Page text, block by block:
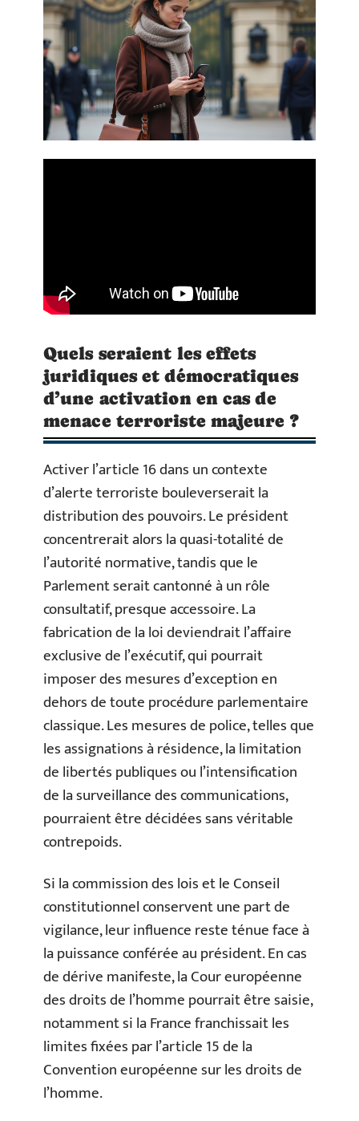
Quels seraient les effets
juridiques et démocratiques
d’une activation en cas de
menace terroriste majeure ?
Activer l’article 16 dans un contexte
d’alerte terroriste bouleverserait la
distribution des pouvoirs. Le président
concentrerait alors la quasi-totalité de
l’autorité normative, tandis que le
Parlement serait cantonné à un rôle
consultatif, presque accessoire. La
fabrication de la loi deviendrait l’affaire
exclusive de l’exécutif, qui pourrait
imposer des mesures d’exception en
dehors de toute procédure parlementaire
classique. Les mesures de police, telles que
les assignations à résidence, la limitation
de libertés publiques ou l’intensification
de la surveillance des communications,
pourraient être décidées sans véritable
contrepoids.
Si la commission des lois et le Conseil
constitutionnel conservent une part de
vigilance, leur influence reste ténue face à
la puissance conférée au président. En cas
de dérive manifeste, la Cour européenne
des droits de l’homme pourrait être saisie,
notamment si la France franchissait les
limites fixées par l’article 15 de la
Convention européenne sur les droits de
l’homme.